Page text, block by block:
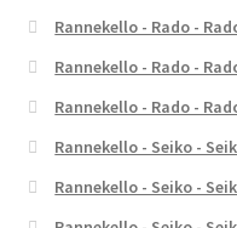
Rannekello - Rado -
Rannekello - Rado -
Rannekello - Rado -
Rannekello - Seiko -
Rannekello - Seiko -